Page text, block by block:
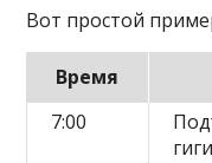
Вот простой
Время
7:00